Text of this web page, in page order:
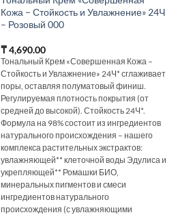
Кожа – Стойкость и Увлажнение» 24Ч
– Розовый 000
₸4,690.00
Тональный Крем «Совершенная Кожа –
Стойкость и Увлажнение» 24Ч* сглаживает
поры, оставляя полуматовый финиш.
Регулируемая плотность покрытия (от
средней до высокой). Стойкость 24Ч*.
Формула на 98% состоит из ингредиентов
натурального происхождения – нашего
комплекса растительных экстрактов:
увлажняющей** клеточной воды Эдулиса и
укрепляющей** Ромашки БИО,
минеральных пигментов и смеси
ингредиентов натурального
происхождения (с увлажняющими